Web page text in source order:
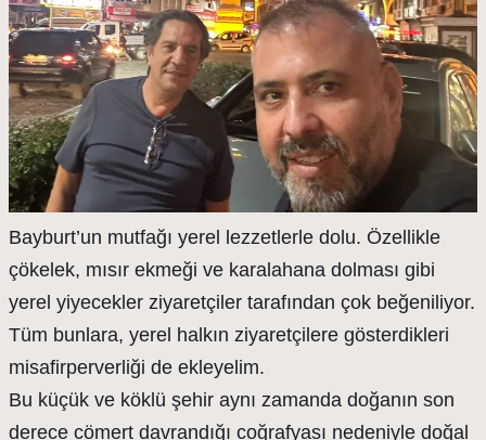
Bayburt’un mutfağı yerel lezzetlerle dolu. Özellikle
çökelek, mısır ekmeği ve karalahana dolması gibi
yerel yiyecekler ziyaretçiler tarafından çok beğeniliyor.
Tüm bunlara, yerel halkın ziyaretçilere gösterdikleri
misafirperverliği de ekleyelim.
Bu küçük ve köklü şehir aynı zamanda doğanın son
derece cömert davrandığı coğrafyası nedeniyle doğal